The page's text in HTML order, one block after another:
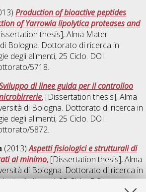
Production of bioactive peptides
of Yarrowia lipolytica proteases and
thesis], Alma Mater
Bologna. Dottorato di ricerca in
degli alimenti, 25 Ciclo. DOI
5718.
di linee guida per il controlloo
, [Dissertation thesis], Alma
di Bologna. Dottorato di ricerca in
degli alimenti, 25 Ciclo. DOI
5872.
(2013)Aspetti fisiologici e strutturali di
al minimo, [Dissertation thesis], Alma
di Bologna. Dottorato di ricerca in
degli alimenti, 25 Ciclo. DOI